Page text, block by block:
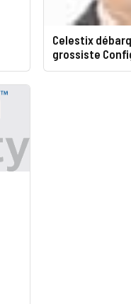
Celestix
grossiste